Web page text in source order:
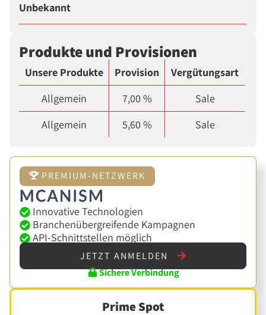
Unbekannt
Produkte und Provisionen
Unsere Produkte Provision
Vergütungsart
Allgemein
7,00 %
Sale
Allgemein
5,60 % Sale
PREMIUM-NETZWERK
Innovative Technologien
Branchenübergreifende Kampagnen
API-Schnittstellen möglich
JETZT ANMELDEN
Sichere Verbindung
Prime Spot